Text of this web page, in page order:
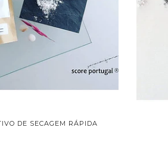
DE SECAGEM RÁPIDA